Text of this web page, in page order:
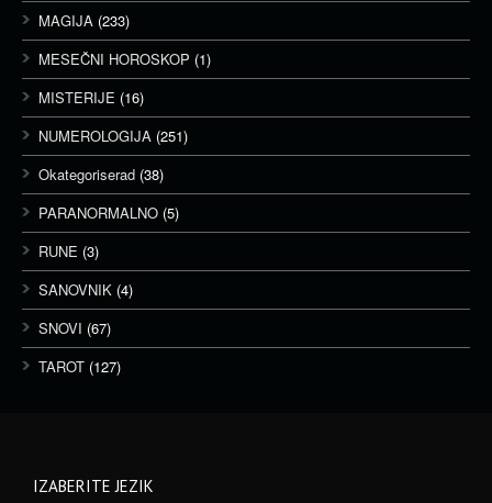
MAGIJA (233)
MESEČNI HOROSKOP (1)
MISTERIJE (16)
NUMEROLOGIJA (251)
Okategoriserad (38)
PARANORMALNO (5)
RUNE (3)
SANOVNIK (4)
SNOVI (67)
TAROT (127)
IZABERITE JEZIK